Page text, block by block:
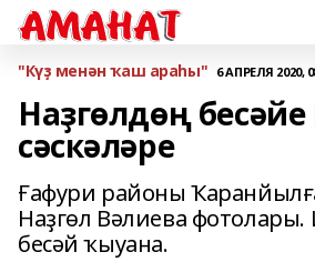
"Күҙ менән ҡаш араһы" 6 АПРЕЛЯ 2020,
Наҙгөлдөң
сәскәләре
Ғафури районы
Наҙгөл Вәлиева
бесәй ҡыуана.